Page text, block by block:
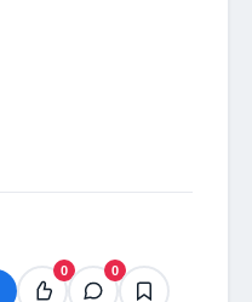
0 0